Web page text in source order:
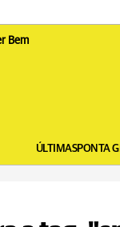
Bem
ÚLTIMASPONTA